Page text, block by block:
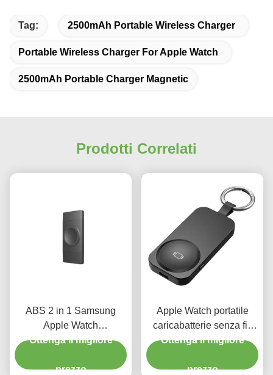
Tag: 2500mAh Portable Wireless Charger
Portable Wireless Charger For Apple Watch
2500mAh Portable Charger Magnetic
Prodotti Correlati
ABS 2 in 1 Samsung
Apple Watch
caricabatterie wireless
caricabatterie magnetiche
Ottenga il migliore
prezzo
Apple Watch portatile
caricabatterie senza fili
Apple multifunzione
1000mAh
Ottenga il migliore
prezzo